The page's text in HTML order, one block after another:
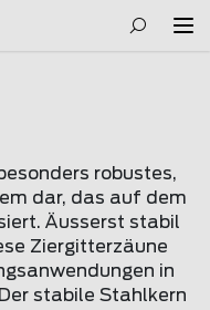
robustes,
dar, das auf dem
Äusserst stabil
Ziergitterzäune
in
stabile Stahlkern